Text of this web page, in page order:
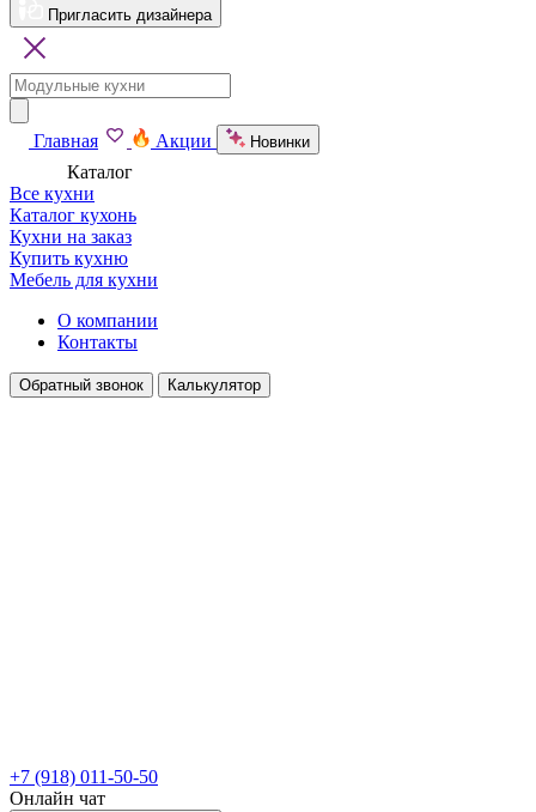
Пригласить дизайнера
Главная Акции Новинки
Каталог
Все кухни
Каталог кухонь
Кухни на заказ
Купить кухню
Мебель для кухни
О компании
Контакты
Обратный звонок Калькулятор
+7 (918) 011-50-50
Онлайн чат